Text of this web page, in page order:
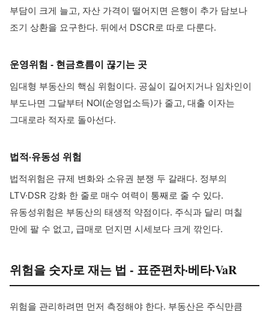
부담이 크게 늘고, 자산 가격이 떨어지면 은행이 추가 담보나
조기 상환을 요구한다. 뒤에서 DSCR로 따로 다룬다.
운영위험 - 현금흐름이 끊기는 곳
임대형 부동산의 핵심 위험이다. 공실이 길어지거나 임차인이
부도나면 그달부터 NOI(순영업소득)가 줄고, 대출 이자는
그대로라 적자로 돌아선다.
법적·유동성 위험
법적위험은 규제 변화와 소유권 분쟁 두 갈래다. 정부의
LTV·DSR 강화 한 줄로 매수 여력이 통째로 줄 수 있다.
유동성위험은 부동산의 태생적 약점이다. 주식과 달리 며칠
만에 팔 수 없고, 급매로 던지면 시세보다 크게 깎인다.
위험을 숫자로 재는 법 - 표준편차·베타·VaR
위험을 관리하려면 먼저 측정해야 한다. 부동산은 주식만큼